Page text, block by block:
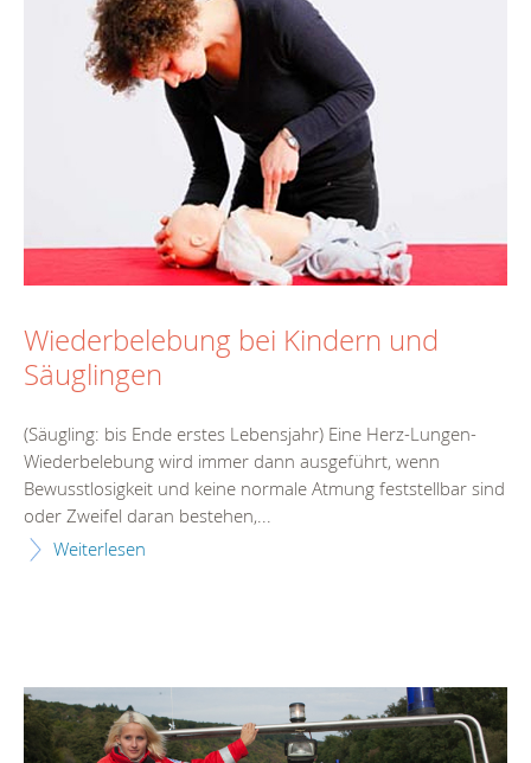
Wiederbelebung bei Kindern und
Säuglingen
(Säugling: bis Ende erstes Lebensjahr) Eine Herz-Lungen-
Wiederbelebung wird immer dann ausgeführt, wenn
Bewusstlosigkeit und keine normale Atmung feststellbar sind
oder Zweifel daran bestehen,...
Weiterlesen